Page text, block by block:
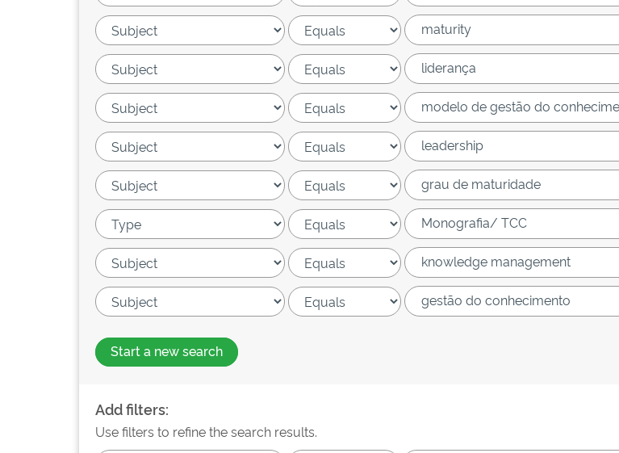
Start a new search
Add filters:
Use filters to refine the search results.